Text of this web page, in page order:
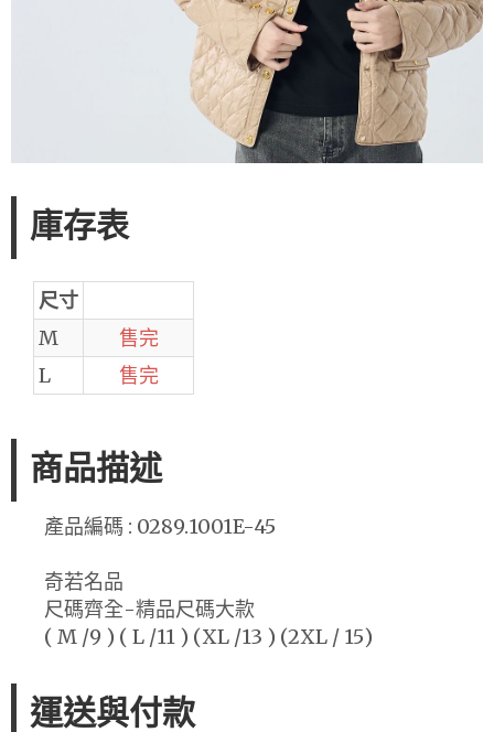
庫存表
尺寸
M
售完
L
售完
商品描述
產品編碼 : 0289.1001E-45
奇若名品
尺碼齊全-精品尺碼大款
( M /9 ) ( L /11 ) (XL /13 ) (2XL / 15)
運送與付款